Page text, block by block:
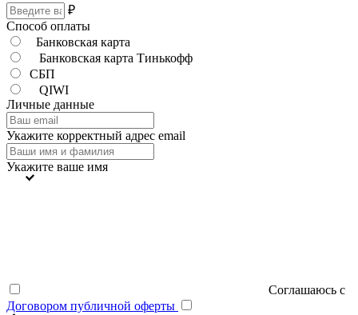
₽
Способ оплаты
Банковская карта
Банковская карта Тинькофф
СБП
QIWI
Личные данные
Укажите корректный адрес email
Укажите ваше имя
Соглашаюсь с
Договором публичной оферты